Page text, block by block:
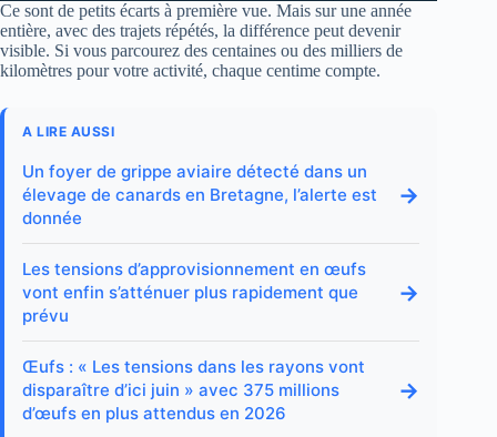
Ce sont de petits écarts à première vue. Mais sur une année
entière, avec des trajets répétés, la différence peut devenir
visible. Si vous parcourez des centaines ou des milliers de
kilomètres pour votre activité, chaque centime compte.
A LIRE AUSSI
Un foyer de grippe aviaire détecté dans un
élevage de canards en Bretagne, l’alerte est
donnée
→
Les tensions d’approvisionnement en œufs
vont enfin s’atténuer plus rapidement que
prévu
→
Œufs : « Les tensions dans les rayons vont
disparaître d’ici juin » avec 375 millions
d’œufs en plus attendus en 2026
→